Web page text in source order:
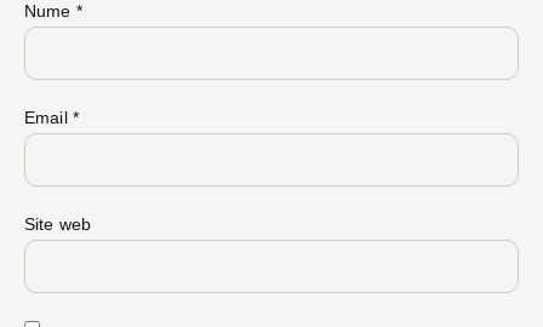
Nume *
Email *
Site web